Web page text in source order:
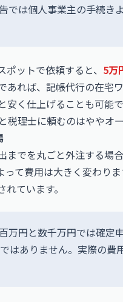
では個人事業主の手続き
ットで依頼すると、 5万
れば、記帳代行の在宅
く仕上げることも可能
理士に頼むのはややオ
でを丸ごと外注する場
て費用は大きく変わりま
ています。
万円と数千万円では確定
はありません。実際の費